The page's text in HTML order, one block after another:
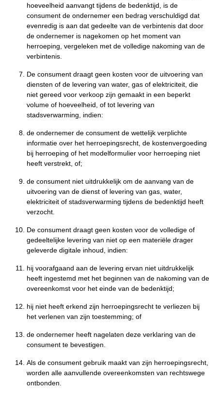
hoeveelheid aanvangt tijdens de bedenktijd, is de
consument de ondernemer een bedrag verschuldigd dat
evenredig is aan dat gedeelte van de verbintenis dat door
de ondernemer is nagekomen op het moment van
herroeping, vergeleken met de volledige nakoming van de
verbintenis.
De consument draagt geen kosten voor de uitvoering van
diensten of de levering van water, gas of elektriciteit, die
niet gereed voor verkoop zijn gemaakt in een beperkt
volume of hoeveelheid, of tot levering van
stadsverwarming, indien:
de ondernemer de consument de wettelijk verplichte
informatie over het herroepingsrecht, de kostenvergoeding
bij herroeping of het modelformulier voor herroeping niet
heeft verstrekt, of;
de consument niet uitdrukkelijk om de aanvang van de
uitvoering van de dienst of levering van gas, water,
elektriciteit of stadsverwarming tijdens de bedenktijd heeft
verzocht.
De consument draagt geen kosten voor de volledige of
gedeeltelijke levering van niet op een materiële drager
geleverde digitale inhoud, indien:
hij voorafgaand aan de levering ervan niet uitdrukkelijk
heeft ingestemd met het beginnen van de nakoming van de
overeenkomst voor het einde van de bedenktijd;
hij niet heeft erkend zijn herroepingsrecht te verliezen bij
het verlenen van zijn toestemming; of
de ondernemer heeft nagelaten deze verklaring van de
consument te bevestigen.
Als de consument gebruik maakt van zijn herroepingsrecht,
worden alle aanvullende overeenkomsten van rechtswege
ontbonden.